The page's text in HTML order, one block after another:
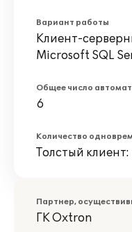
Вариант работы
Клиент-
Microsoft SQL
Общее число
6
Количество
Толстый клиент:
Партнер,
ГК Oxtron